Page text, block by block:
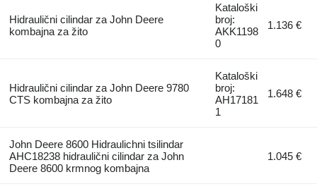
Hidraulični cilindar za John Deere
kombajna za žito
Kataloški
broj:
AKK1198
0
1.136 €
Hidraulični cilindar za John Deere 9780
CTS kombajna za žito
Kataloški
broj:
AH17181
1
1.648 €
John Deere 8600 Hidraulichni tsilindar
AHC18238 hidraulični cilindar za John
Deere 8600 krmnog kombajna
1.045 €